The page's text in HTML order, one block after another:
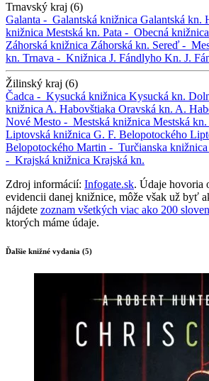
Trnavský kraj (6)
Galanta - Galantská knižnica Galantská kn.
knižnica Mestská kn. Pata - Obecná knižnica
Záhorská knižnica Záhorská kn. Sereď -
kn. Trnava - Knižnica J. Fándlyho Kn. J.
Žilinský kraj (6)
Čadca - Kysucká knižnica Kysucká kn.
knižnica A. Habovštiaka Oravská kn. A.
Nové Mesto - Mestská knižnica Mestská kn.
Liptovská knižnica G. F. Belopotockého
Belopotockého Martin - Turčianska knižnica
- Krajská knižnica Krajská kn.
Zdroj informácií: Infogate.sk. Údaje hovoria
evidencii danej knižnice, môže však už byť
nájdete zoznam všetkých viac ako 200
ktorých máme údaje.
Ďalšie knižné vydania (5)